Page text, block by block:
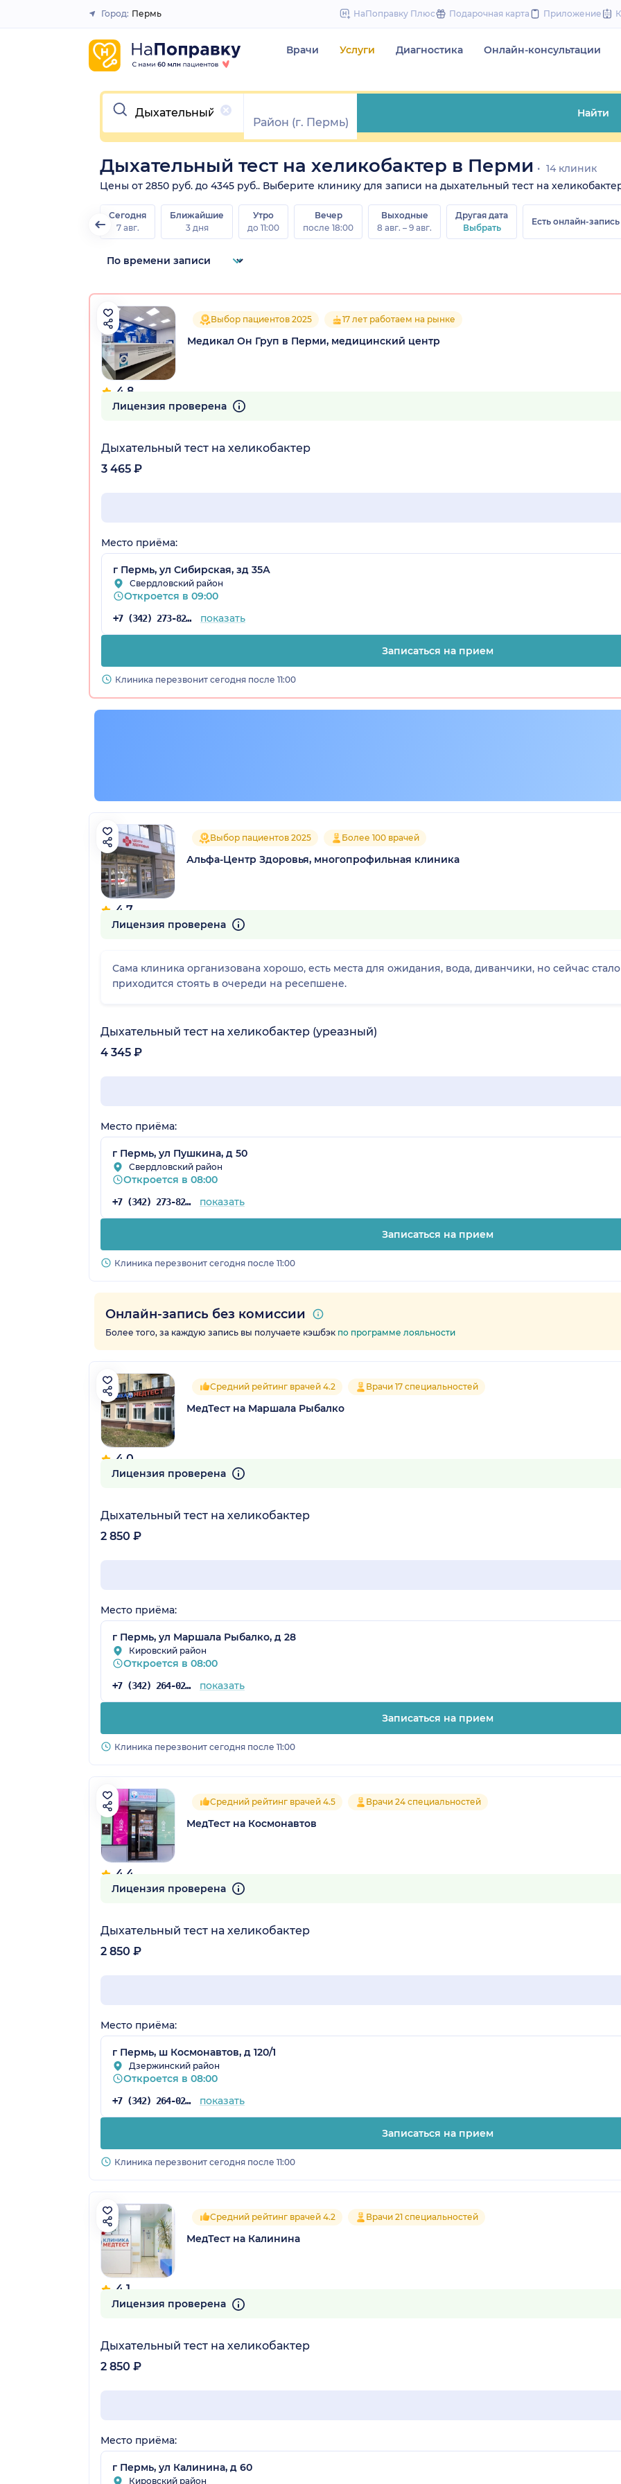
to
Закрыть
Город: Пермь НаПоправку Плюс Подарочная карта Приложение
Врачи Услуги Диагностика Онлайн-консультации
Очистить
Найти
Дыхательный тест на хеликобактер в Перми
14 клиник
Цены от 2850 руб. до 4345 руб.. Выберите клинику для записи на дыхательный тест на
Сегодня
7 авг.
Ближайшие
3 дня
Утро
до 11:00
Вечер
после 18:00
Выходные
8 авг. – 9 авг.
Другая дата
Выбрать
Есть онлайн-запись
4.8
336 отзывов
Выбор пациентов 2025 17 лет работаем на рынке
Медикал Он Груп в Перми, медицинский центр
Лицензия проверена
Дыхательный тест на хеликобактер
3 465 ₽
Место приёма:
г Пермь, ул Сибирская, зд 35А
Свердловский район
Откроется в 09:00
+7 (342) 273-82-39 показать
Записаться на прием
Клиника перезвонит сегодня после 11:00
4.7
1788 отзывов
Выбор пациентов 2025 Более 100 врачей
Альфа-Центр Здоровья, многопрофильная клиника
Лицензия проверена
Сама клиника организована хорошо, есть места для ожидания, вода, диванчики, но сейчас
приходится стоять в очереди на ресепшене.
Дыхательный тест на хеликобактер (уреазный)
4 345 ₽
Место приёма:
г Пермь, ул Пушкина, д 50
Свердловский район
Откроется в 08:00
+7 (342) 273-82-37 показать
Записаться на прием
Клиника перезвонит сегодня после 11:00
Онлайн-запись без комиссии
Более того, за каждую запись вы получаете кэшбэк по программе лояльности
4.0
11 отзывов
Средний рейтинг врачей 4.2 Врачи 17 специальностей
МедТест на Маршала Рыбалко
Лицензия проверена
Дыхательный тест на хеликобактер
2 850 ₽
Место приёма:
г Пермь, ул Маршала Рыбалко, д 28
Кировский район
Откроется в 08:00
+7 (342) 264-02-09 показать
Записаться на прием
Клиника перезвонит сегодня после 11:00
4.4
9 отзывов
Средний рейтинг врачей 4.5 Врачи 24 специальностей
МедТест на Космонавтов
Лицензия проверена
Дыхательный тест на хеликобактер
2 850 ₽
Место приёма:
г Пермь, ш Космонавтов, д 120/1
Дзержинский район
Откроется в 08:00
+7 (342) 264-02-09 показать
Записаться на прием
Клиника перезвонит сегодня после 11:00
4.1
9 отзывов
Средний рейтинг врачей 4.2 Врачи 21 специальностей
МедТест на Калинина
Лицензия проверена
Дыхательный тест на хеликобактер
2 850 ₽
Место приёма:
г Пермь, ул Калинина, д 60
Кировский район